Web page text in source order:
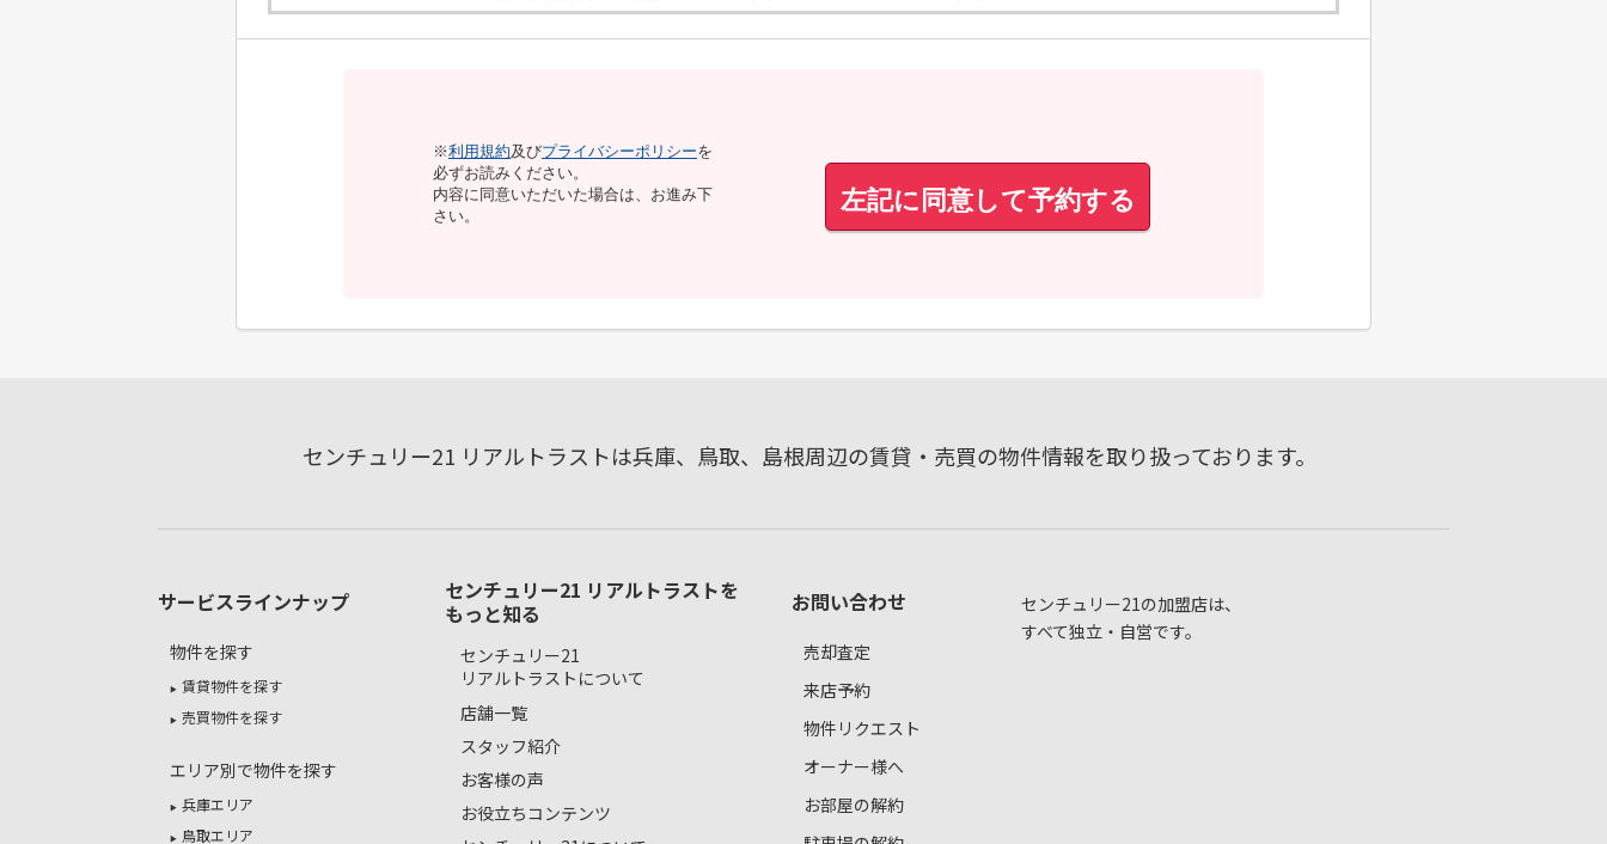
※利用規約及びプライバシーポリシーを
必ずお読みください。
内容に同意いただいた場合は、お進み下
さい。
左記に同意して予約する
センチュリー21 リアルトラストは兵庫、鳥取、島根周辺の賃貸・売買の物件情報を取り扱っております。
サービスラインナップ
物件を探す
賃貸物件を探す
売買物件を探す
エリア別で物件を探す
兵庫エリア
鳥取エリア
センチュリー21 リアルトラストを
もっと知る
センチュリー21
リアルトラストについて
店舗一覧
スタッフ紹介
お客様の声
お役立ちコンテンツ
お問い合わせ
売却査定
来店予約
物件リクエスト
オーナー様へ
お部屋の解約
センチュリー21の加盟店は、
すべて独立・自営です。